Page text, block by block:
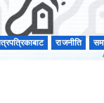
राजनीति